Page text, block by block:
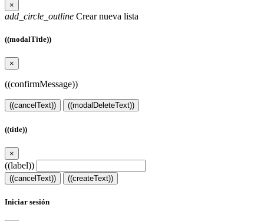
×
add_circle_outline Crear nueva lista
((modalTitle))
×
((confirmMessage))
((cancelText)) ((modalDeleteText))
((title))
×
((label))
((cancelText)) ((createText))
Iniciar sesión